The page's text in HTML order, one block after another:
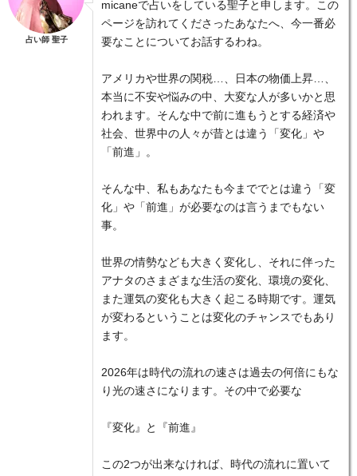
占い師 聖子
micaneで占いをしている聖子と申します。この
ページを訪れてくださったあなたへ、今一番必
要なことについてお話するわね。
アメリカや世界の関税…、日本の物価上昇…、
本当に不安や悩みの中、大変な人が多いかと思
われます。そんな中で前に進もうとする経済や
社会、世界中の人々が昔とは違う「変化」や
「前進」。
そんな中、私もあなたも今まででとは違う「変
化」や「前進」が必要なのは言うまでもない
事。
世界の情勢なども大きく変化し、それに伴った
アナタのさまざまな生活の変化、環境の変化、
また運気の変化も大きく起こる時期です。運気
が変わるということは変化のチャンスでもあり
ます。
2026年は時代の流れの速さは過去の何倍にもな
り光の速さになります。その中で必要な
『変化』と『前進』
この2つが出来なければ、時代の流れに置いて